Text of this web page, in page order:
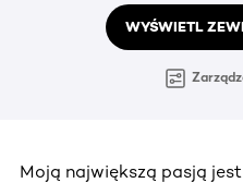
WYŚWIETL
Moją największą pasją